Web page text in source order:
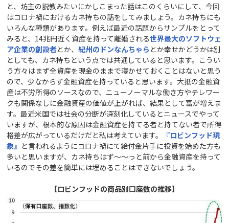
と、坊主の説教みたいにかしこまった話はこのくらいにして、今回
はコロナ禍におけるカネ持ちの話をしてみましょう。カネ持ちにも
いろんな種類があります。例えば最近の話題からサンプルをとって
みると、14兆円近く資産を持って離婚される世界最大のソフトウェ
ア企業の創設者とか、紀州のドンなんちゃら とか幸せかどうかは別
としても、カネ持ちという点では共通していると思います。こうい
う方々はまず全資産を現金のままで寝かせておくことはないと思う
ので、少なからず金融資産を持っていると思います。大抵の金融資
産は不労所得のソースなので、ニューノーマルな働き方やテレワー
クも関係なしに金融資産の価値が上がれば、結果として富が増えま
す。最近米国では社会の分断が深刻化しているとニュースでやって
いますが、根本的な原因は金融資産を持てる者と持てない者で所得
格差が広がっているだけだと私は考えています。
『ロビンフッド現
象』 と言われるようにコロナ禍にて給付金片手に投資を始めた方も
多いと思いますが、カネ持ちはず～～っと前から金融資産を持って
いるのでその差を簡単には埋めることはできないでしょう。
【ロビンフッドの商品別口座数の推移】